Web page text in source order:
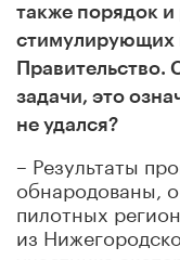
также порядок
стимулирующих
Правительство.
задачи, это
не удался?
– Результаты
обнародованы,
пилотных
из